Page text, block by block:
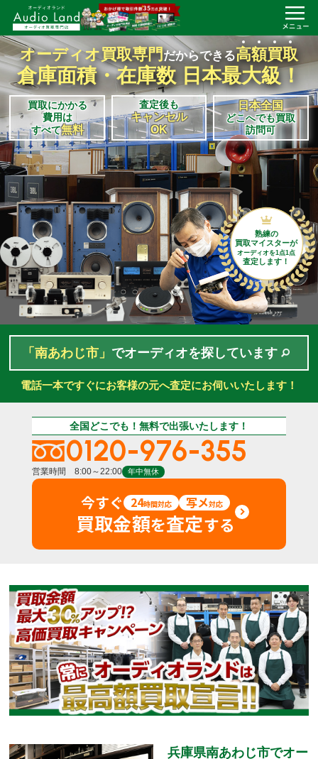
オーディオ買取専門だからできる高額買取
倉庫面積・在庫数 日本最大級！
買取にかかる
費用は
すべて無料
査定後も
キャンセル
OK
日本全国
どこへでも買取
訪問可
熟練の
買取マイスターが
オーディオを1点1点
査定します！
「南あわじ市」 でオーディオを探しています
電話一本ですぐにお客様の元へ査定にお伺いいたします！
全国どこでも！無料で出張いたします！
0120-976-355
営業時間 8:00～22:00 年中無休
今すぐ 24時間対応 写メ対応
買取金額を査定する
兵庫県南あわじ市でオー